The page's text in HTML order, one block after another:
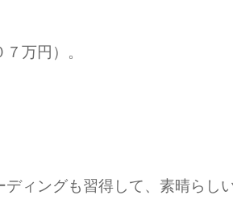
万円）。
ィングも習得して、素晴らしい